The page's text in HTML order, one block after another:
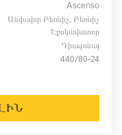
Ascenso
Անվավոր Բեռնիչ, Բեռնիչ
Էքսկավատոր
Դիագոնալ
440/80-24